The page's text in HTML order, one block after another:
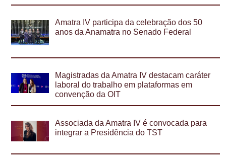
Amatra IV participa da celebração dos 50
anos da Anamatra no Senado Federal
Magistradas da Amatra IV destacam caráter
laboral do trabalho em plataformas em
convenção da OIT
Associada da Amatra IV é convocada para
integrar a Presidência do TST